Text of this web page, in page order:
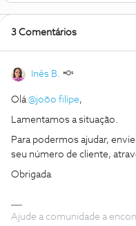
3 Comentários
Inês B.
Olá@joõo filipe,
Lamentamos a situação.
Para podermos ajudar,
seu número de cliente,
Obrigada
Ajude a comunidade a